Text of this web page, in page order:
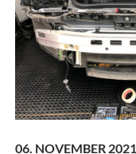
06. NOVEMBER 2021